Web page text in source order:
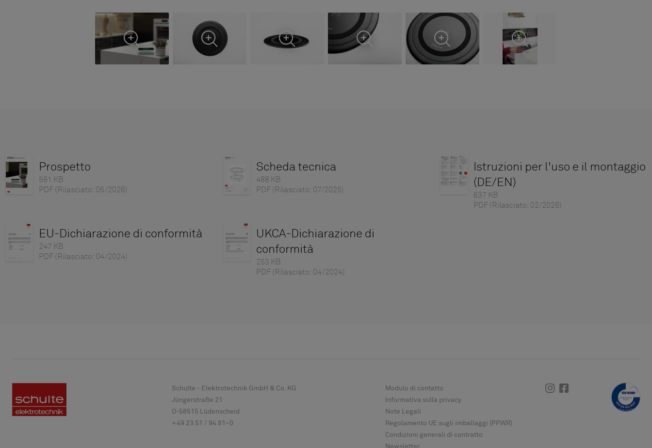
Prospetto
561 KB
PDF (Rilasciato: 05/2026)
Scheda tecnica
488 KB
PDF (Rilasciato: 07/2025)
Istruzioni per l'uso e il montaggio
(DE/EN)
637 KB
PDF (Rilasciato: 02/2026)
EU-Dichiarazione di conformità
247 KB
PDF (Rilasciato: 04/2024)
UKCA-Dichiarazione di
conformità
253 KB
PDF (Rilasciato: 04/2024)
Schulte - Elektrotechnik GmbH & Co. KG
Jüngerstraße 21
D-58515 Lüdenscheid
+49 23 51 / 94 81–0
Modulo di contatto
Informativa sulla privacy
Note Legali
Regolamento UE sugli imballaggi (PPWR)
Condizioni generali di contratto
Newsletter
InstagramFacebook